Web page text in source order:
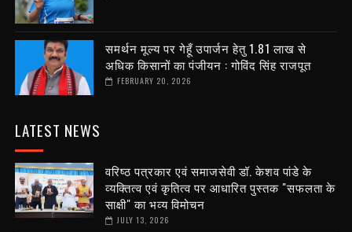
समर्थन मूल्य पर गेहूँ उपार्जन हेतु 1.81 लाख से
अधिक किसानों का पंजीयन : गोविंद सिंह राजपूत
FEBRUARY 20, 2026
LATEST NEWS
वरिष्ठ पत्रकार एवं समाजसेवी डॉ. केशव पांडे के
व्यक्तित्व एवं कृतित्व पर आधारित पुस्तक "सफलता के
साक्षी" का भव्य विमोचन
JULY 13, 2026